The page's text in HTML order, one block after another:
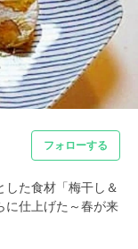
フォローする
た食材「梅干し＆
に仕上げた～春が来